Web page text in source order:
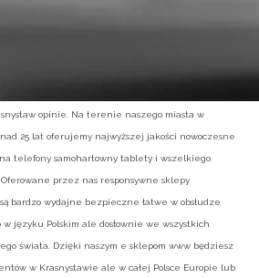
opinie. Na terenie naszego miasta w
25 lat oferujemy najwyższej jakości nowoczesne
telefony samohartowny tablety i wszelkiego
przez nas responsywne sklepy
bardzo wydajne bezpieczne łatwe w obsłudze
języku Polskim ale dosłownie we wszystkich
świata. Dzięki naszym e sklepom www będziesz
w Krasnystawie ale w całej Polsce Europie lub